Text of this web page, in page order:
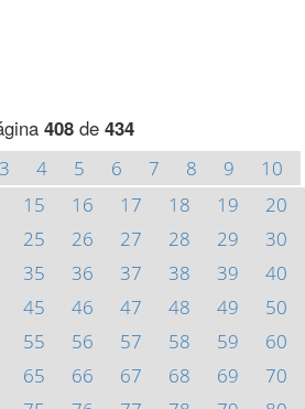
408de 434
3 4 5 6 7 8 9
10
15 16 17 18 19
20
25 26 27 28 29
30
35 36 37 38 39
40
45 46 47 48 49
50
55 56 57 58 59
60
65 66 67 68 69
70